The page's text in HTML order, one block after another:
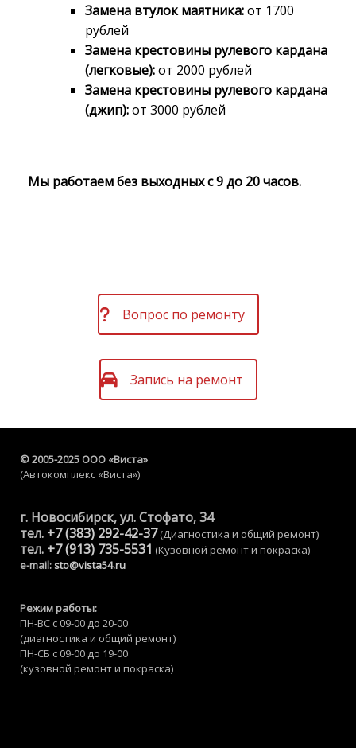
Замена втулок маятника:от 1700
рублей
Замена крестовины рулевого кардана
(легковые):от 2000 рублей
Замена крестовины рулевого кардана
(джип):от 3000 рублей
Мы работаем без выходных с 9 до 20 часов.
Вопрос по ремонту
Запись на ремонт
© 2005-2025 ООО «Виста»
(Автокомплекс «Виста»)
г. Новосибирск, ул. Стофато, 34
тел. +7 (383) 292-42-37(Диагностика и общий ремонт)
тел. +7 (913) 735-5531 (Кузовной ремонт и покраска)
e-mail:sto@vista54.ru
Режим работы:
ПН-ВС с 09-00 до 20-00
(диагностика и общий ремонт)
ПН-CБ с 09-00 до 19-00
(кузовной ремонт и покраска)